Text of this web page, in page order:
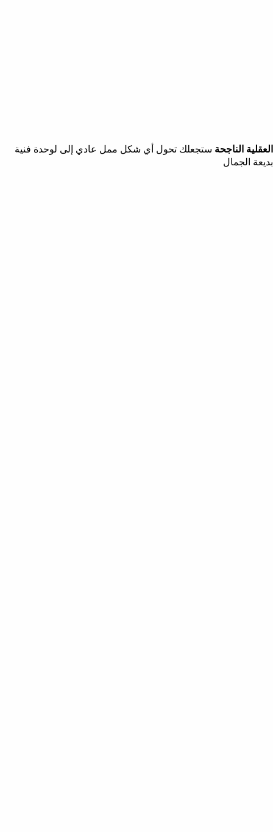
العقلية الناجحة ستجعلك تحول أي شكل ممل عادي إلى لوحدة فنية
بديعة الجمال